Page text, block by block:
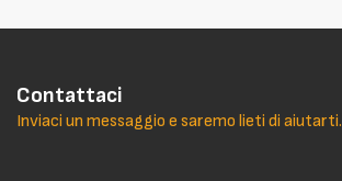
Contattaci
Inviaci un messaggio e saremo lieti di aiutarti.